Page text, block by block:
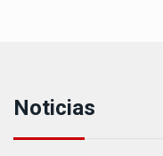
Noticias